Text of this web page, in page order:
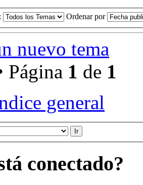
Ordenar por
nuevo tema
Página 1 de 1
general
conectado?